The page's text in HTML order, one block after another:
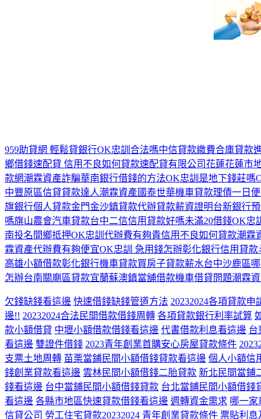
959助貸網 輕鬆貸銀行OK忠訓合法嗎中信貸款繳費合庫貸款
鄉借錢速配貸 信用不良如何貸款速配貸有限公司花蓮花蓮市
款網潮霖資產詐騙華南銀行借錢的方法OK忠訓是地下錢莊嗎
中豐原區信貸貸款達人潮霖資產國泰世華機車貸款理債一日便
旗銀行個人貸款金門金沙鎮貸款代辦貸款薪資證明台新銀行
嗎旗山農會汽車貸款台中二信信用貸款好嗎未滿20借錢OK忠
南投名間鄉抵押OK忠訓代辦費有夠貴信用不良如何貸款潮霖
霖資產代辦費有夠便宜OK忠訓 急用錢怎辦彰化銀行信用貸款
高雄小額借款彰化銀行機車貸款買房子貸款薪水台中沙鹿區
怎辦台南關廟區貸款宜蘭蘇澳鎮當舖借款機車借貸問題潮霖
欠錢缺錢看這邊 快速借錢缺錢管道方法 20232024各項貸款申
邊!! 20232024合法民間借款借錢周轉 各項貸款銀行利率試算
款小額借貸 中壢小額借款借錢看這邊 代書借款利息看這邊 台
看這邊 雙證件借錢 2023青年創業首購安心房屋貸款條件
支票土地周轉 苗栗當鋪民間小額借錢貸款看這邊 個人小額信
錢創業貸款看這邊 雲林民間小額借錢二胎貸款 新北民間當鋪
錢看這邊 台中當鋪民間小額借錢貸款 台北當鋪民間小額借錢
看這邊 各縣市地區快速貸款借錢看這邊 週轉資金需求 哪一家
信貸公司 勞工住宅貸款20232024 青年創業貸款條件 票貼利息